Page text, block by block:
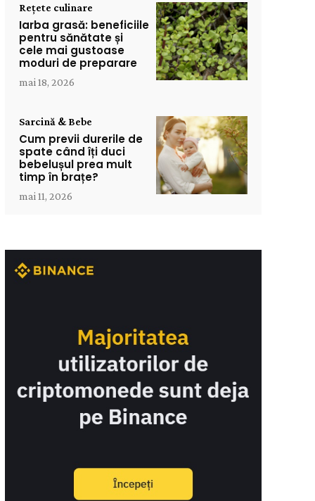
Rețete culinare
Iarba grasă: beneficiile
pentru sănătate și
cele mai gustoase
moduri de preparare
mai 18, 2026
Sarcină & Bebe
Cum previi durerile de
spate când îți duci
bebelușul prea mult
timp în brațe?
mai 11, 2026